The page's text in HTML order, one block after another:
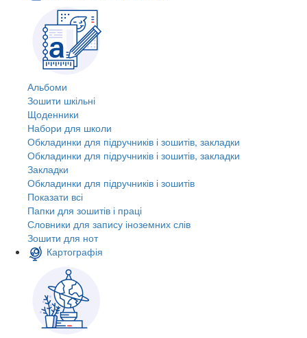
Альбоми
Зошити шкільні
Щоденники
Набори для школи
Обкладинки для підручників і зошитів, закладки
Обкладинки для підручників і зошитів, закладки
Закладки
Обкладинки для підручників і зошитів
Показати всі
Папки для зошитів і праці
Словники для запису іноземних слів
Зошити для нот
Картографія